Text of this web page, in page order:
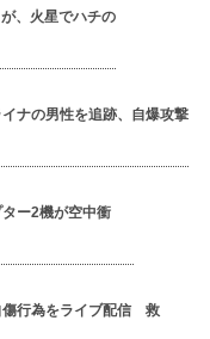
、火星でハチの
ナの男性を追跡、自爆攻撃
ー2機が空中衝
傷行為をライブ配信 救